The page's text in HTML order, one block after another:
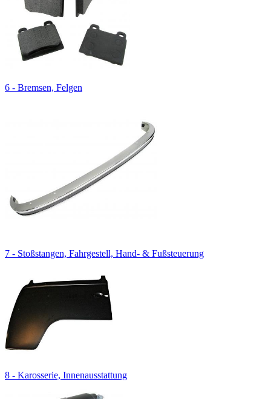
6 - Bremsen, Felgen
7 - Stoßstangen, Fahrgestell, Hand- & Fußsteuerung
8 - Karosserie, Innenausstattung